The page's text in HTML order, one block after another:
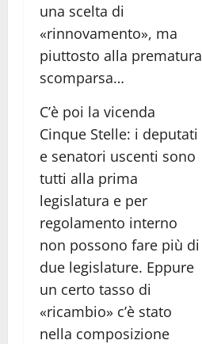
una scelta di
«rinnovamento», ma
piuttosto alla prematura
scomparsa…
C’è poi la vicenda
Cinque Stelle: i deputati
e senatori uscenti sono
tutti alla prima
legislatura e per
regolamento interno
non possono fare più di
due legislature. Eppure
un certo tasso di
«ricambio» c’è stato
nella composizione